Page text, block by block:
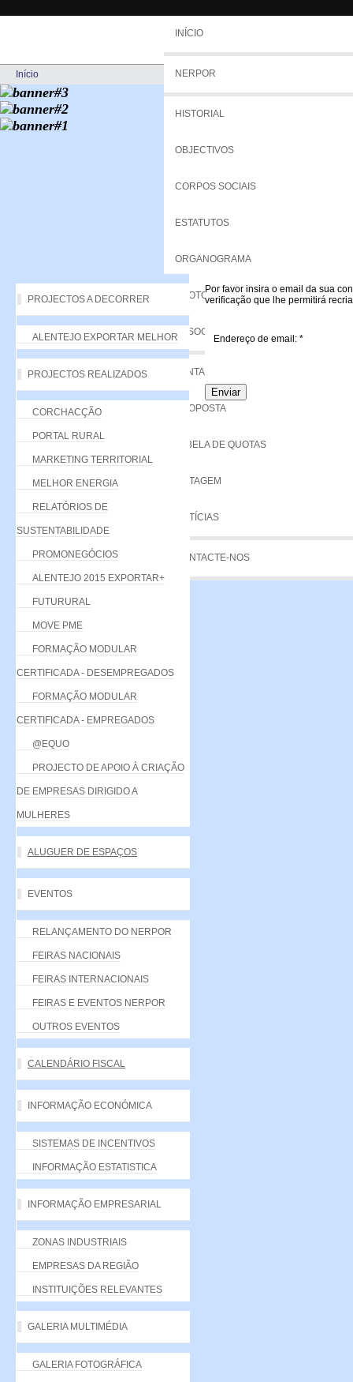
INÍCIO
NERPOR
HISTORIAL
OBJECTIVOS
CORPOS SOCIAIS
ESTATUTOS
ORGANOGRAMA
PROTOCOLOS
ASSOCIADOS
VANTAGENS
PROPOSTA
TABELA DE QUOTAS
LISTAGEM
NOTÍCIAS
CONTACTE-NOS
Início
PROJECTOS A DECORRER
ALENTEJO EXPORTAR MELHOR
PROJECTOS REALIZADOS
CORCHACÇÃO
PORTAL RURAL
MARKETING TERRITORIAL
MELHOR ENERGIA
RELATÓRIOS DE
SUSTENTABILIDADE
PROMONEGÓCIOS
ALENTEJO 2015 EXPORTAR+
FUTURURAL
MOVE PME
FORMAÇÃO MODULAR
CERTIFICADA - DESEMPREGADOS
FORMAÇÃO MODULAR
CERTIFICADA - EMPREGADOS
@EQUO
PROJECTO DE APOIO À CRIAÇÃO
DE EMPRESAS DIRIGIDO A
MULHERES
ALUGUER DE ESPAÇOS
EVENTOS
RELANÇAMENTO DO NERPOR
FEIRAS NACIONAIS
FEIRAS INTERNACIONAIS
FEIRAS E EVENTOS NERPOR
OUTROS EVENTOS
CALENDÁRIO FISCAL
INFORMAÇÃO ECONÓMICA
SISTEMAS DE INCENTIVOS
INFORMAÇÃO ESTATISTICA
INFORMAÇÃO EMPRESARIAL
ZONAS INDUSTRIAIS
EMPRESAS DA REGIÃO
INSTITUIÇÕES RELEVANTES
GALERIA MULTIMÉDIA
GALERIA FOTOGRÁFICA
Por favor insira o email da sua
verificação que lhe permitirá
Endereço de email: *
Enviar